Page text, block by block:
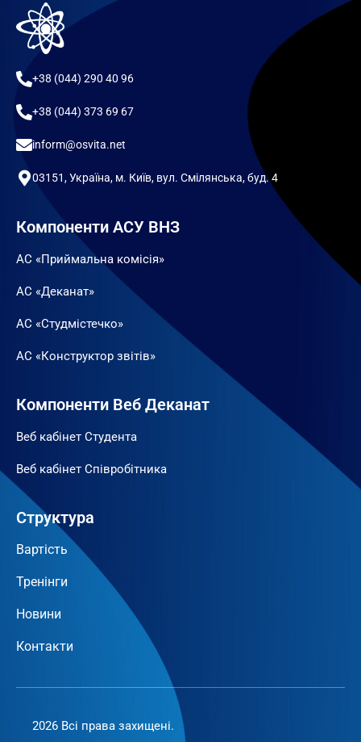
+38 (044) 290 40 96
+38 (044) 373 69 67
inform@osvita.net
03151, Україна, м. Київ, вул. Смілянська, буд. 4
Компоненти АСУ ВНЗ
АС «Приймальна комісія»
АС «Деканат»
АС «Студмістечко»
АС «Конструктор звітів»
Компоненти Веб Деканат
Веб кабінет Студента
Веб кабінет Співробітника
Структура
Вартість
Тренінги
Новини
Контакти
2026 Всі права захищені.